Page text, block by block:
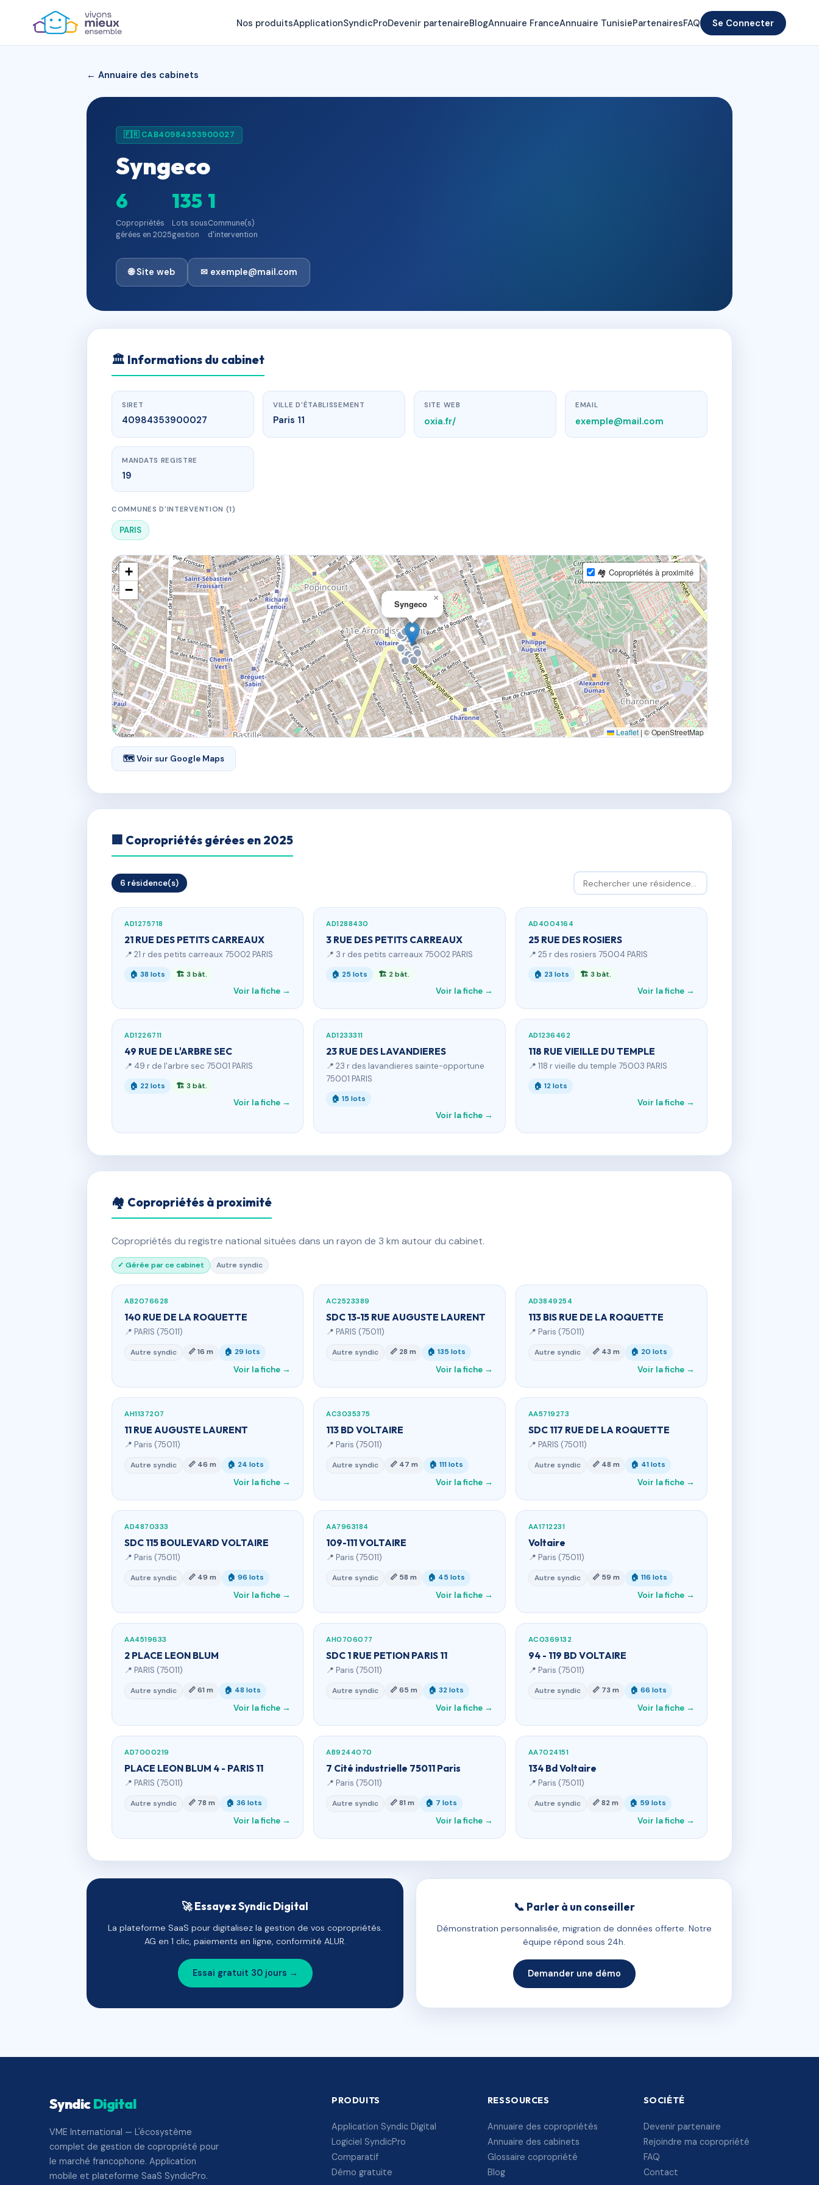
Nos produitsApplicationSyndicProDevenir partenaireBlogAnnuaire FranceAnnuaire TunisiePartenairesFAQ Se Connecter
← Annuaire des cabinets
🇫🇷 CAB40984353900027
Syngeco
6
Copropriétés
gérées en 2025
135
Lots sous
gestion
1
Commune(s)
d'intervention
🌐 Site web ✉ exemple@mail.com
🏛 Informations du cabinet
SIRET
40984353900027
VILLE D'ÉTABLISSEMENT
Paris 11
SITE WEB
oxia.fr/
EMAIL
exemple@mail.com
MANDATS REGISTRE
19
COMMUNES D'INTERVENTION (1)
PARIS
Syngeco
×
+
−
🏘 Copropriétés à proximité
Leaflet | © OpenStreetMap
🗺 Voir sur Google Maps
🏢 Copropriétés gérées en 2025
6 résidence(s)
AD1275718
21 RUE DES PETITS CARREAUX
📍 21 r des petits carreaux 75002 PARIS
🏠 38 lots 🏗 3 bât.
Voir la fiche →
AD1288430
3 RUE DES PETITS CARREAUX
📍 3 r des petits carreaux 75002 PARIS
🏠 25 lots 🏗 2 bât.
Voir la fiche →
AD4004164
25 RUE DES ROSIERS
📍 25 r des rosiers 75004 PARIS
🏠 23 lots 🏗 3 bât.
Voir la fiche →
AD1226711
49 RUE DE L'ARBRE SEC
📍 49 r de l'arbre sec 75001 PARIS
🏠 22 lots 🏗 3 bât.
Voir la fiche →
AD1233311
23 RUE DES LAVANDIERES
📍 23 r des lavandieres sainte-opportune
75001 PARIS
🏠 15 lots
Voir la fiche →
AD1236462
118 RUE VIEILLE DU TEMPLE
📍 118 r vieille du temple 75003 PARIS
🏠 12 lots
Voir la fiche →
🏘 Copropriétés à proximité
Copropriétés du registre national situées dans un rayon de 3 km autour du cabinet.
✓ Gérée par ce cabinet Autre syndic
AB2076628
140 RUE DE LA ROQUETTE
📍 PARIS (75011)
Autre syndic 📏 16 m 🏠 29 lots
Voir la fiche →
AC2523389
SDC 13-15 RUE AUGUSTE LAURENT
📍 PARIS (75011)
Autre syndic 📏 28 m 🏠 135 lots
Voir la fiche →
AD3849254
113 BIS RUE DE LA ROQUETTE
📍 Paris (75011)
Autre syndic 📏 43 m 🏠 20 lots
Voir la fiche →
AH1137207
11 RUE AUGUSTE LAURENT
📍 Paris (75011)
Autre syndic 📏 46 m 🏠 24 lots
Voir la fiche →
AC3035375
113 BD VOLTAIRE
📍 Paris (75011)
Autre syndic 📏 47 m 🏠 111 lots
Voir la fiche →
AA5719273
SDC 117 RUE DE LA ROQUETTE
📍 PARIS (75011)
Autre syndic 📏 48 m 🏠 41 lots
Voir la fiche →
AD4870333
SDC 115 BOULEVARD VOLTAIRE
📍 Paris (75011)
Autre syndic 📏 49 m 🏠 96 lots
Voir la fiche →
AA7963184
109-111 VOLTAIRE
📍 Paris (75011)
Autre syndic 📏 58 m 🏠 45 lots
Voir la fiche →
AA1712231
Voltaire
📍 Paris (75011)
Autre syndic 📏 59 m 🏠 116 lots
Voir la fiche →
AA4519633
2 PLACE LEON BLUM
📍 PARIS (75011)
Autre syndic 📏 61 m 🏠 48 lots
Voir la fiche →
AH0706077
SDC 1 RUE PETION PARIS 11
📍 Paris (75011)
Autre syndic 📏 65 m 🏠 32 lots
Voir la fiche →
AC0369132
94 - 119 BD VOLTAIRE
📍 Paris (75011)
Autre syndic 📏 73 m 🏠 66 lots
Voir la fiche →
AD7000219
PLACE LEON BLUM 4 - PARIS 11
📍 PARIS (75011)
Autre syndic 📏 78 m 🏠 36 lots
Voir la fiche →
AB9244070
7 Cité industrielle 75011 Paris
📍 Paris (75011)
Autre syndic 📏 81 m 🏠 7 lots
Voir la fiche →
AA7024151
134 Bd Voltaire
📍 Paris (75011)
Autre syndic 📏 82 m 🏠 59 lots
Voir la fiche →
🚀 Essayez Syndic Digital
La plateforme SaaS pour digitalisez la gestion de vos copropriétés.
AG en 1 clic, paiements en ligne, conformité ALUR.
Essai gratuit 30 jours →
📞 Parler à un conseiller
Démonstration personnalisée, migration de données offerte. Notre
équipe répond sous 24h.
Demander une démo
SyndicDigital
VME International — L'écosystème
complet de gestion de copropriété pour
le marché francophone. Application
mobile et plateforme SaaS SyndicPro.
PRODUITS
Application Syndic Digital
Logiciel SyndicPro
Comparatif
Démo gratuite
RESSOURCES
Annuaire des copropriétés
Annuaire des cabinets
Glossaire copropriété
Blog
SOCIÉTÉ
Devenir partenaire
Rejoindre ma copropriété
FAQ
Contact